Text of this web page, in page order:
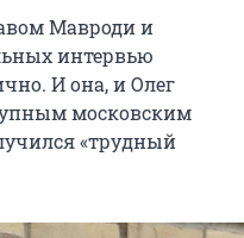
Мавроди и
интервью
И она, и Олег
московским
«трудный